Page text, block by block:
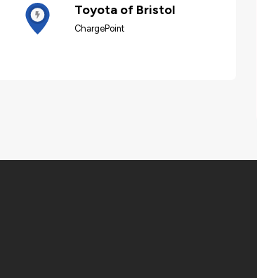
Toyota of Bristol
ChargePoint